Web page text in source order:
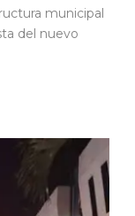
municipal
del nuevo